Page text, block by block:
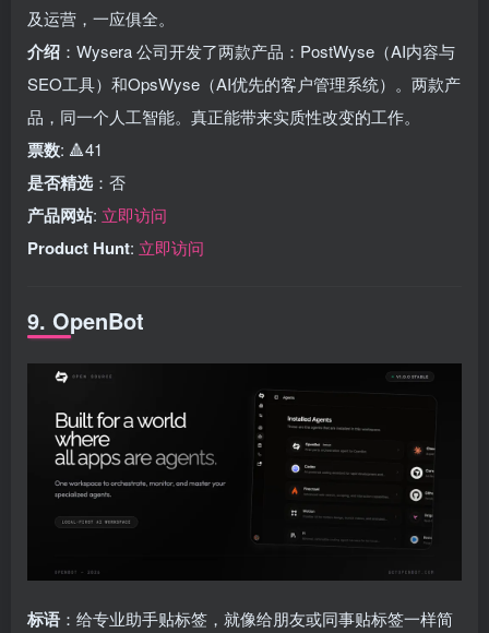
及运营，一应俱全。
介绍 ：Wysera 公司开发了两款产品：PostWyse（AI内容与
SEO工具）和OpsWyse（AI优先的客户管理系统）。两款产
品，同一个人工智能。真正能带来实质性改变的工作。
票数: 🔺41
是否精选 ：否
产品网站: 立即访问
Product Hunt: 立即访问
9. OpenBot
标语 ：给专业助手贴标签，就像给朋友或同事贴标签一样简